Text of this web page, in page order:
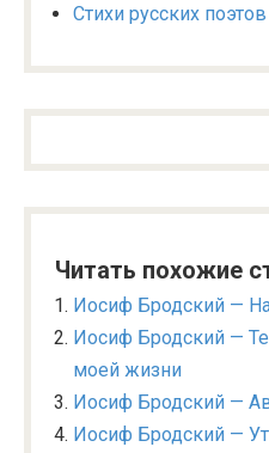
Стихи русских
Читать похожие
Иосиф Бродский —
Иосиф Бродский —
моей жизни
Иосиф Бродский —
Иосиф Бродский —